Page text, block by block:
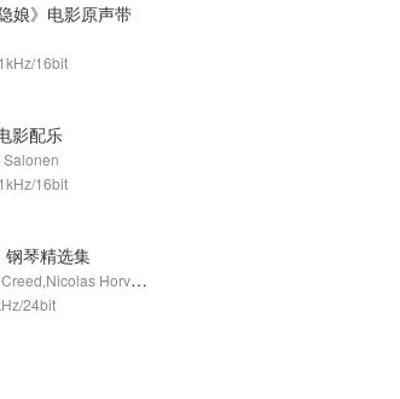
娘》电影原声带
16bit
影配乐
Salonen
16bit
钢琴精选集
Assassin's Creed,Nicolas Horvath
24bit